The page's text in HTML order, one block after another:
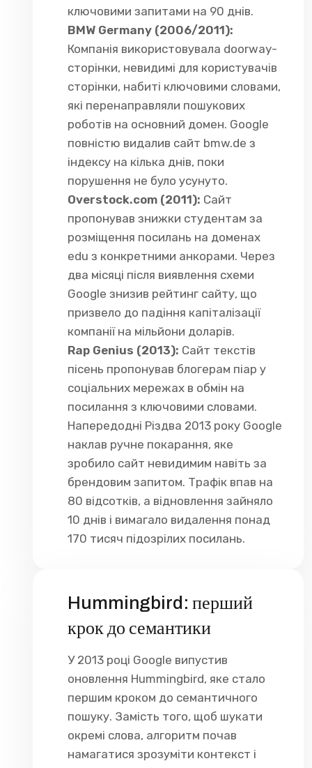
ключовими запитами на 90 днів.
BMW Germany (2006/2011):
Компанія використовувала doorway-
сторінки, невидимі для користувачів
сторінки, набиті ключовими словами,
які перенаправляли пошукових
роботів на основний домен. Google
повністю видалив сайт bmw.de з
індексу на кілька днів, поки
порушення не було усунуто.
Overstock.com (2011): Сайт
пропонував знижки студентам за
розміщення посилань на доменах
edu з конкретними анкорами. Через
два місяці після виявлення схеми
Google знизив рейтинг сайту, що
призвело до падіння капіталізації
компанії на мільйони доларів.
Rap Genius (2013): Сайт текстів
пісень пропонував блогерам піар у
соціальних мережах в обмін на
посилання з ключовими словами.
Напередодні Різдва 2013 року Google
наклав ручне покарання, яке
зробило сайт невидимим навіть за
брендовим запитом. Трафік впав на
80 відсотків, а відновлення зайняло
10 днів і вимагало видалення понад
170 тисяч підозрілих посилань.
Hummingbird: перший
крок до семантики
У 2013 році Google випустив
оновлення Hummingbird, яке стало
першим кроком до семантичного
пошуку. Замість того, щоб шукати
окремі слова, алгоритм почав
намагатися зрозуміти контекст і